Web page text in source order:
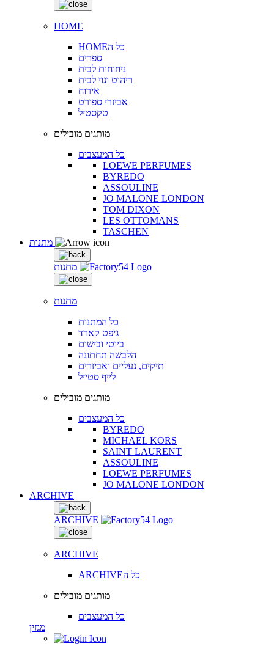
HOME
HOMEכל ה
ספרים
ניחוחות לבית
ריהוט ונוי לבית
אירוח
אביזרי ספורט
טקסטיל
מותגים מובילים
כל המעצבים
LOEWE PERFUMES
BYREDO
ASSOULINE
JO MALONE LONDON
TOM DIXON
LES OTTOMANS
TASCHEN
מתנות
מתנות
כל המתנות
גיפט קארד
ביוטי ובישום
הלבשה תחתונה
תיקים, נעליים ואביזרים
לייף סטייל
מותגים מובילים
כל המעצבים
BYREDO
MICHAEL KORS
SAINT LAURENT
ASSOULINE
LOEWE PERFUMES
JO MALONE LONDON
ARCHIVE
ARCHIVE
ARCHIVE
ARCHIVEכל ה
מותגים מובילים
כל המעצבים
מגזין